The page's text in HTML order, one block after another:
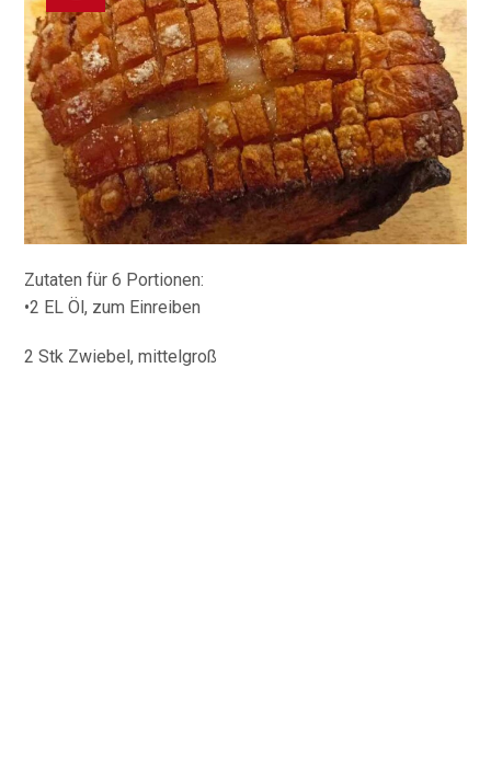
Zutaten für 6 Portionen:
•2 EL Öl, zum Einreiben
2 Stk Zwiebel, mittelgroß